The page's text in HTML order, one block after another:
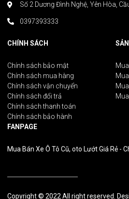
Số 2 Dương Đình Nghệ, Yên Hòa,
0397393333
CHÍNH SÁCH
Chính sách bảo mật
Chính sách mua hàng
Chính sách vận chuyển
Chính sách đổi trả
Chính sách thanh toán
Chính sách bảo hành
FANPAGE
Mua Bán Xe Ô Tô Cũ, oto Lướt Giá Rẻ -
Copyright © 2022 All right reserved.